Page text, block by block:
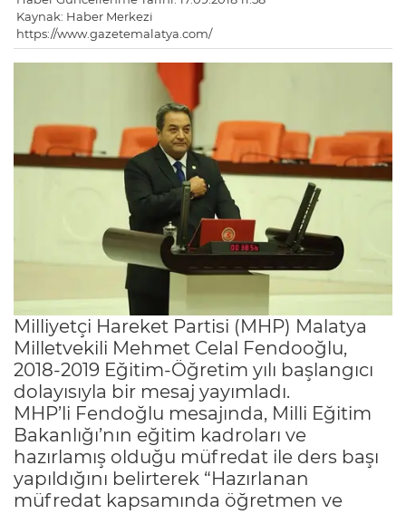
Kaynak: Haber Merkezi
https://www.gazetemalatya.com/
Milliyetçi Hareket Partisi (MHP) Malatya
Milletvekili Mehmet Celal Fendooğlu,
2018-2019 Eğitim-Öğretim yılı başlangıcı
dolayısıyla bir mesaj yayımladı.
MHP’li Fendoğlu mesajında, Milli Eğitim
Bakanlığı’nın eğitim kadroları ve
hazırlamış olduğu müfredat ile ders başı
yapıldığını belirterek “Hazırlanan
müfredat kapsamında öğretmen ve